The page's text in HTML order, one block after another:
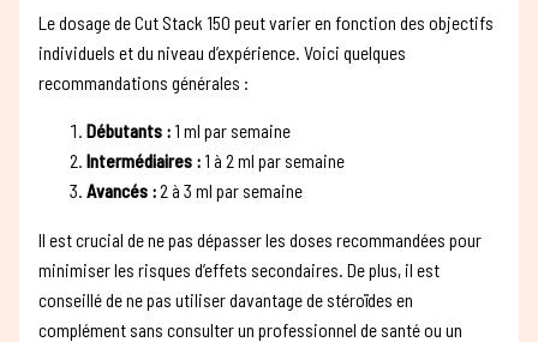
Le dosage de Cut Stack 150 peut varier en fonction des objectifs
individuels et du niveau d’expérience. Voici quelques
recommandations générales :
Débutants :1 ml par semaine
Intermédiaires :1 à 2 ml par semaine
Avancés :2 à 3 ml par semaine
Il est crucial de ne pas dépasser les doses recommandées pour
minimiser les risques d’effets secondaires. De plus, il est
conseillé de ne pas utiliser davantage de stéroïdes en
complément sans consulter un professionnel de santé ou un